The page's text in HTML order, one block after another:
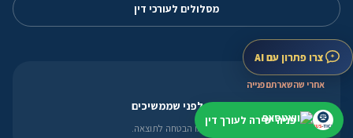
מסלולים לעורכי דין
אחרי שהשארתם פנייה
בודקים תחום, עיר ודחיפות לפני שממשיכים
בלי להציג מידע כללי כייעוץ אישי או הבטחה לתוצאה.
צרו פתרון עם AI
פניה ישירה לעורך דין